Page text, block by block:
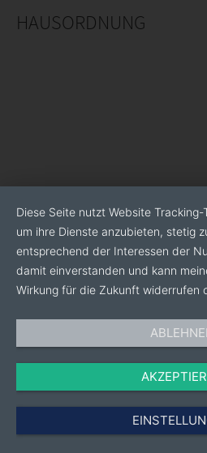
HAUSORDNUNG
Diese Seite nutzt Website
um ihre Dienste anzubieten, stetig
entsprechend der Interessen der
damit einverstanden und kann
Wirkung für die Zukunft widerrufen